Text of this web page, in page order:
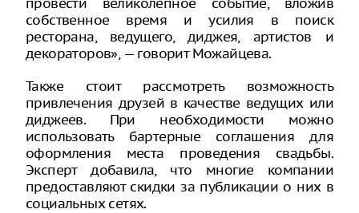
собственное время и усилия в поиск
ресторана, ведущего, диджея, артистов и
декораторов», — говорит Можайцева.
Также стоит рассмотреть возможность
привлечения друзей в качестве ведущих или
диджеев. При необходимости можно
использовать бартерные соглашения для
оформления места проведения свадьбы.
Эксперт добавила, что многие компании
предоставляют скидки за публикации о них в
социальных сетях.